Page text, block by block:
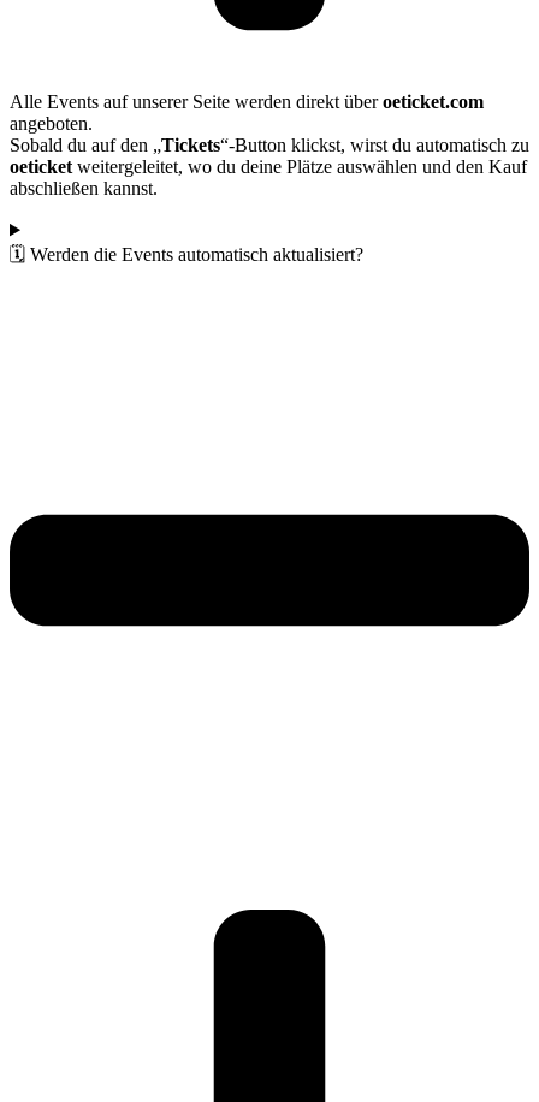
Alle Events auf unserer Seite werden direkt überoeticket.com
angeboten.
Sobald du auf den „Tickets“-Button klickst, wirst du automatisch zu
oeticketweitergeleitet, wo du deine Plätze auswählen und den Kauf
abschließen kannst.
🗓️ Werden die Events automatisch aktualisiert?